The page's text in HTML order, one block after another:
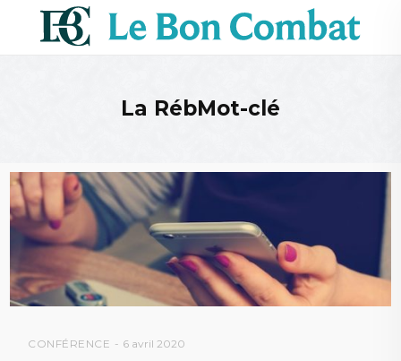
La RébMot-clé
CONFÉRENCE 6 avril 2020